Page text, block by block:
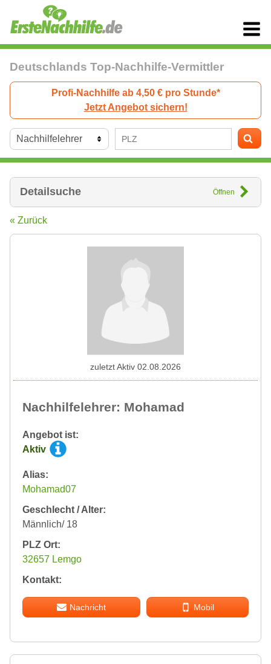
Deutschlands Top-Nachhilfe-Vermittler
Profi-Nachhilfe ab 4,50 € pro Stunde*
Jetzt Angebot sichern!
Detailsuche Öffnen
« Zurück
Nachhilfelehrer: Mohamad
Angebot ist:
Aktiv
Alias:
Mohamad07
Geschlecht / Alter:
Männlich/ 18
PLZ Ort:
32657 Lemgo
Kontakt:
Nachricht Mobil
zuletzt Aktiv 02.08.2026